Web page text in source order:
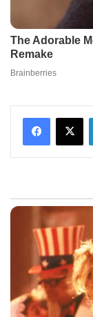
Facebook
X